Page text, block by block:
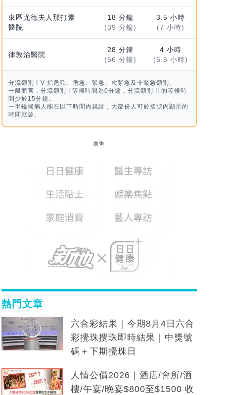
東區尤德夫人那打素
醫院
18 分鐘
(39 分鐘)
3.5 小時
(7 小時)
律敦治醫院
28 分鐘
(56 分鐘)
4 小時
(5.5 小時)
分流類別 I-V 指危殆、危急、緊急、次緊急及非緊急類別。
一般而言，分流類別 I 等候時間為0分鐘，分流類別 II 的等候時
間少於15分鐘。
一半輪候病人能在以下時間內就診，大部份人可於括號內顯示的
時間就診。
廣告
熱門文章
六合彩結果｜今期8月4日六合
彩攪珠攪珠即時結果｜中獎號
碼＋下期攪珠日
人情公價2026｜酒店/會所/酒
樓/午宴/晚宴$800至$1500 收